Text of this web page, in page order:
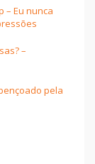
– Eu nunca
–
pela